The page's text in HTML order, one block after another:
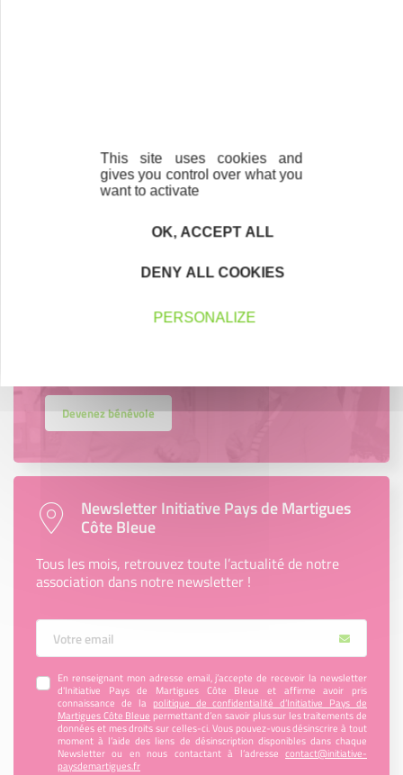
Vous souhaitez aider de jeunes
entrepreneurs ?
Devenez parrain ou marraine
Devenez bénévole
Newsletter Initiative Pays de Martigues
Côte Bleue
Tous les mois, retrouvez toute l’actualité de notre
association dans notre newsletter !
Votre Email
En renseignant mon adresse email, j’accepte de recevoir la newsletter
d'Initiative Pays de Martigues Côte Bleue et affirme avoir pris
connaissance de la politique de confidentialité d’Initiative Pays de
Martigues Côte Bleue permettant d’en savoir plus sur les traitements de
données et mes droits sur celles-ci. Vous pouvez-vous désinscrire à tout
moment à l’aide des liens de désinscription disponibles dans chaque
Newsletter ou en nous contactant à l’adresse contact@initiative-
paysdemartigues.fr
This site uses cookies and
gives you control over what you
want to activate
OK, ACCEPT ALL
DENY ALL COOKIES
PERSONALIZE